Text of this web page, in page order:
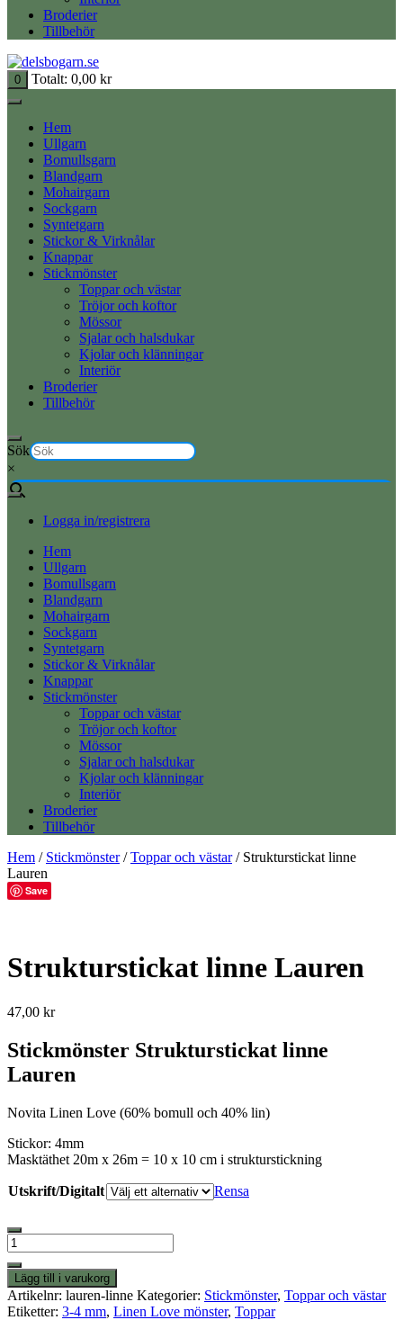
Broderier
Tillbehör
0 Totalt: 0,00 kr
Hem
Ullgarn
Bomullsgarn
Blandgarn
Mohairgarn
Sockgarn
Syntetgarn
Stickor & Virknålar
Knappar
Stickmönster
Toppar och västar
Tröjor och koftor
Mössor
Sjalar och halsdukar
Kjolar och klänningar
Interiör
Broderier
Tillbehör
Sök
×
Logga in/registrera
Hem
Ullgarn
Bomullsgarn
Blandgarn
Mohairgarn
Sockgarn
Syntetgarn
Stickor & Virknålar
Knappar
Stickmönster
Toppar och västar
Tröjor och koftor
Mössor
Sjalar och halsdukar
Kjolar och klänningar
Interiör
Broderier
Tillbehör
Hem / Stickmönster/Toppar och västar/ Strukturstickat linne
Lauren
Save
Strukturstickat linne Lauren
47,00 kr
Stickmönster Strukturstickat linne
Lauren
Novita Linen Love (60% bomull och 40% lin)
Stickor: 4mm
Masktäthet 20m x 26m = 10 x 10 cm i strukturstickning
Utskrift/Digitalt Rensa
Strukturstickat
linne
Lauren
mängd
Lägg till i varukorg
Artikelnr: lauren-linne Kategorier: Stickmönster, Toppar och västar
Etiketter: 3-4 mm, Linen Love mönster, Toppar